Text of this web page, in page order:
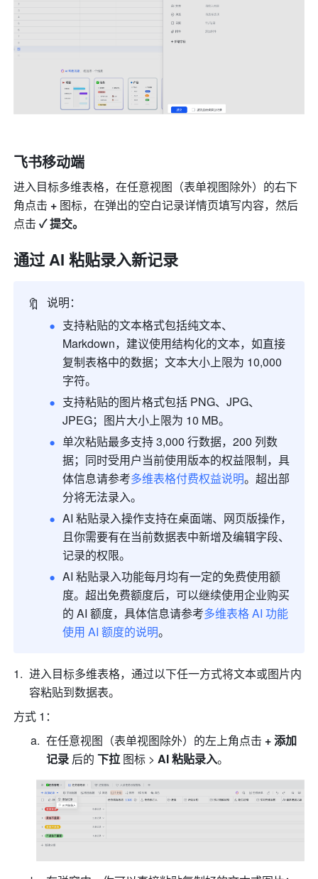
飞书移动端
进入目标多维表格，在任意视图（表单视图除外）的右下
角点击 + 图标，在弹出的空白记录详情页填写内容，然后
点击 ✓ 提交。
通过 AI 粘贴录入新记录
🔖
说明：
支持粘贴的文本格式包括纯文本、
Markdown，建议使用结构化的文本，如直接
复制表格中的数据；文本大小上限为 10,000
字符。
支持粘贴的图片格式包括 PNG、JPG、
JPEG；图片大小上限为 10 MB。
单次粘贴最多支持 3,000 行数据，200 列数
据；同时受用户当前使用版本的权益限制，具
体信息请参考多维表格付费权益说明。超出部
分将无法录入。
AI 粘贴录入操作支持在桌面端、网页版操作，
且你需要有在当前数据表中新增及编辑字段、
记录的权限。
AI 粘贴录入功能每月均有一定的免费使用额
度。超出免费额度后，可以继续使用企业购买
的 AI 额度，具体信息请参考多维表格 AI 功能
使用 AI 额度的说明。
进入目标多维表格，通过以下任一方式将文本或图片内
容粘贴到数据表。
方式 1：
在任意视图（表单视图除外）的左上角点击 + 添加
记录 后的 下拉 图标 > AI 粘贴录入。